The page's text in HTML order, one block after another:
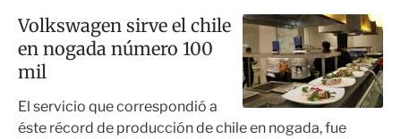
Volkswagen sirve el chile
en nogada número 100
mil
El servicio que correspondió a
éste récord de producción de chile en nogada, fue